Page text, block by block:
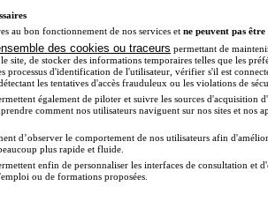
alternance
en alternance
alternance
au bon fonctionnement de nos services et ne peuvent pas être
des cookies ou traceurs permettant de
site, de stocker des informations temporaires telles que les
processus d'identification de l'utilisateur, vérifier s'il est
les tentatives d'accès frauduleux ou les violations de
également de piloter et suivre les sources d'acquisition
comment nos utilisateurs naviguent sur nos sites et nos
d’observer le comportement de nos utilisateurs afin
plus rapide et fluide.
enfin de personnaliser les interfaces de consultation et
ou de formations proposées.